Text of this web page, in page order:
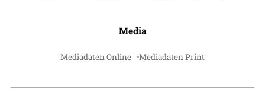
Media
Mediadaten Online Mediadaten Print